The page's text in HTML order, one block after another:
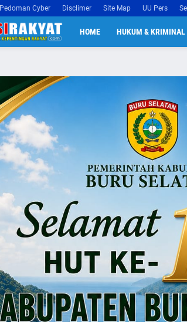
Pedoman Cyber Disclimer Site Map UU Pers
HOME HUKUM & KRIMINAL